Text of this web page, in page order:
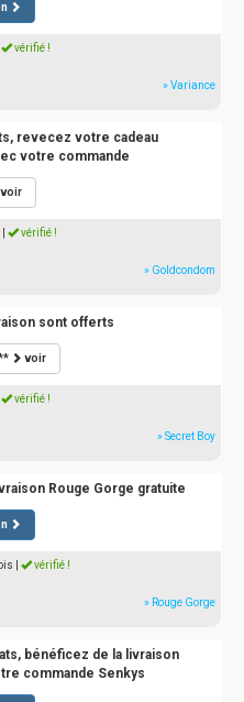
vérifié !
» Variance
revecez votre cadeau
votre commande
voir
vérifié !
» Goldcondom
sont offerts
voir
vérifié !
» Secret Boy
Rouge Gorge gratuite
vérifié !
» Rouge Gorge
bénéficez de la livraison
commande Senkys